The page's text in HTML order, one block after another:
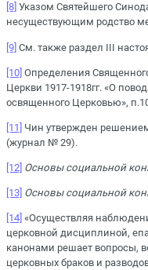
[8] Укaзом Святейшего
несуществующим родство
[9] См. также раздел III
[10] Определения
Церкви 1917-1918гг. «О
освященного Церковью»,
[11] Чин утвержден
(журнал № 29).
[12] Основы социальной
[13] Основы социальной
[14] «Осуществляя
церковной дисциплиной,
канонами решает вопросы,
церковных браков и